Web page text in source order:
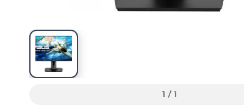
1 / 1